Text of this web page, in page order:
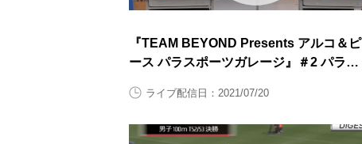
『TEAM BEYOND Presents アルコ＆ピ
ース パラスポーツガレージ』＃2 パラ陸
ライブ配信日：2021/07/20